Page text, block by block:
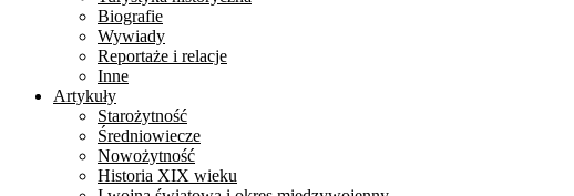
Biografie
Wywiady
Reportaże i relacje
Inne
Artykuły
Starożytność
Średniowiecze
Nowożytność
Historia XIX wieku